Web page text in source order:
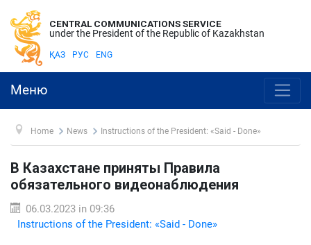
CENTRAL COMMUNICATIONS SERVICE
under the President of the Republic of Kazakhstan
ҚАЗ РУС ENG
Меню
Home News Instructions of the President: «Said - Done»
В Казахстане приняты Правила
обязательного видеонаблюдения
06.03.2023 in 09:36
Instructions of the President: «Said - Done»